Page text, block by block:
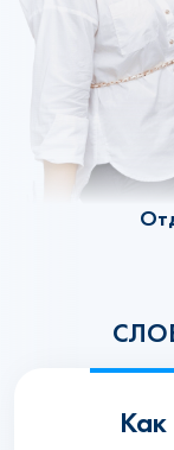
Как